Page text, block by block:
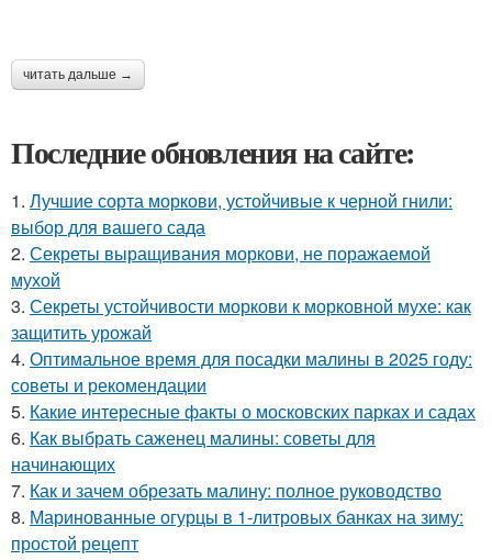
читать дальше →
Последние обновления на сайте:
1. Лучшие сорта моркови, устойчивые к черной гнили:
выбор для вашего сада
2. Секреты выращивания моркови, не поражаемой
мухой
3. Секреты устойчивости моркови к морковной мухе: как
защитить урожай
4. Оптимальное время для посадки малины в 2025 году:
советы и рекомендации
5. Какие интересные факты о московских парках и садах
6. Как выбрать саженец малины: советы для
начинающих
7. Как и зачем обрезать малину: полное руководство
8. Маринованные огурцы в 1-литровых банках на зиму:
простой рецепт